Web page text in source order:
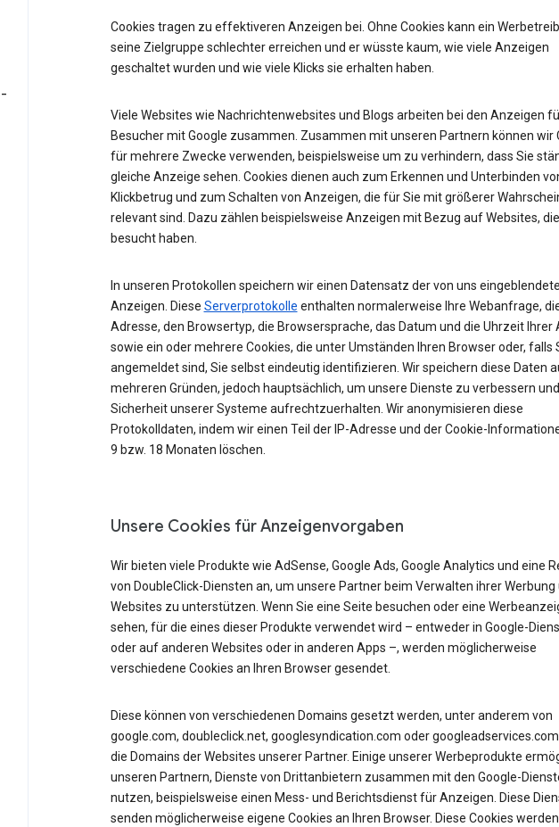
Cookies tragen zu effektiveren Anzeigen bei. Ohne Cookies kann ein
seine Zielgruppe schlechter erreichen und er wüsste kaum, wie viele Anzeigen
geschaltet wurden und wie viele Klicks sie erhalten haben.
Viele Websites wie Nachrichtenwebsites und Blogs arbeiten bei den Anzeigen
Besucher mit Google zusammen. Zusammen mit unseren Partnern können wir
für mehrere Zwecke verwenden, beispielsweise um zu verhindern, dass Sie
gleiche Anzeige sehen. Cookies dienen auch zum Erkennen und Unterbinden
Klickbetrug und zum Schalten von Anzeigen, die für Sie mit größerer
relevant sind. Dazu zählen beispielsweise Anzeigen mit Bezug auf Websites,
besucht haben.
In unseren Protokollen speichern wir einen Datensatz der von uns
Anzeigen. Diese Serverprotokolle enthalten normalerweise Ihre Webanfrage,
Adresse, den Browsertyp, die Browsersprache, das Datum und die Uhrzeit Ihrer
sowie ein oder mehrere Cookies, die unter Umständen Ihren Browser oder, falls
angemeldet sind, Sie selbst eindeutig identifizieren. Wir speichern diese Daten
mehreren Gründen, jedoch hauptsächlich, um unsere Dienste zu verbessern
Sicherheit unserer Systeme aufrechtzuerhalten. Wir anonymisieren diese
Protokolldaten, indem wir einen Teil der IP-Adresse und der Cookie-
9 bzw. 18 Monaten löschen.
Unsere Cookies für Anzeigenvorgaben
Wir bieten viele Produkte wie AdSense, Google Ads, Google Analytics und eine
von DoubleClick-Diensten an, um unsere Partner beim Verwalten ihrer Werbung
Websites zu unterstützen. Wenn Sie eine Seite besuchen oder eine
sehen, für die eines dieser Produkte verwendet wird – entweder in Google-
oder auf anderen Websites oder in anderen Apps –, werden möglicherweise
verschiedene Cookies an Ihren Browser gesendet.
Diese können von verschiedenen Domains gesetzt werden, unter anderem von
google.com, doubleclick.net, googlesyndication.com oder
die Domains der Websites unserer Partner. Einige unserer Werbeprodukte
unseren Partnern, Dienste von Drittanbietern zusammen mit den Google-
nutzen, beispielsweise einen Mess- und Berichtsdienst für Anzeigen. Diese
senden möglicherweise eigene Cookies an Ihren Browser. Diese Cookies